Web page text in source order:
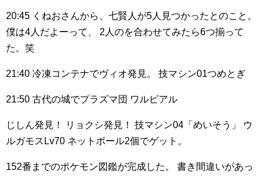
20:45 くねおさんから、七賢人が5人見つかったとのこと。
僕は4人だよーって、
2人のを合わせてみたら6つ揃って
た。笑
21:40 冷凍コンテナでヴィオ発見。 技マシン01つめとぎ
21:50 古代の城でプラズマ団 ワルビアル
じしん発見！ リョクシ発見！ 技マシン04「めいそう」
ウ
ルガモスLv70 ネットボール2個でゲット。
152番までのポケモン図鑑が完成した。
書き間違いがあっ